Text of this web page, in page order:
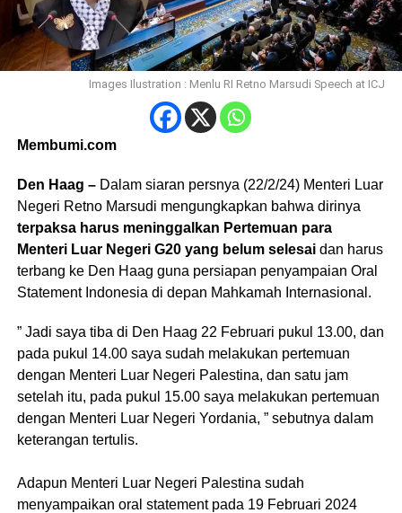
Images Ilustration : Menlu RI Retno Marsudi Speech at ICJ
Membumi.com
Den Haag –Dalam siaran persnya (22/2/24) Menteri Luar
Negeri Retno Marsudi mengungkapkan bahwa dirinya
terpaksa harus meninggalkan Pertemuan para
Menteri Luar Negeri G20 yang belum selesaidan harus
terbang ke Den Haag guna persiapan penyampaian Oral
Statement Indonesia di depan Mahkamah Internasional.
” Jadi saya tiba di Den Haag 22 Februari pukul 13.00, dan
pada pukul 14.00 saya sudah melakukan pertemuan
dengan Menteri Luar Negeri Palestina, dan satu jam
setelah itu, pada pukul 15.00 saya melakukan pertemuan
dengan Menteri Luar Negeri Yordania, ” sebutnya dalam
keterangan tertulis.
Adapun Menteri Luar Negeri Palestina sudah
menyampaikan oral statement pada 19 Februari 2024